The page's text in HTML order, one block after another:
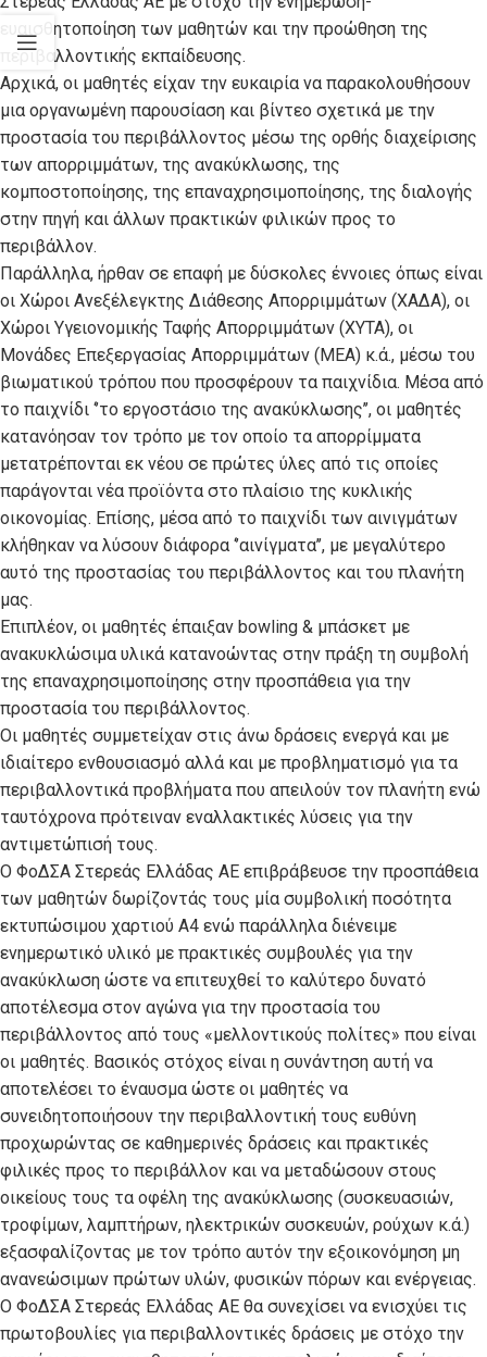
ευαισθητοποίηση των μαθητών και την προώθηση της
περιβαλλοντικής εκπαίδευσης.
Αρχικά, οι μαθητές είχαν την ευκαιρία να παρακολουθήσουν
μια οργανωμένη παρουσίαση και βίντεο σχετικά με την
προστασία του περιβάλλοντος μέσω της ορθής διαχείρισης
των απορριμμάτων, της ανακύκλωσης, της
κομποστοποίησης, της επαναχρησιμοποίησης, της διαλογής
στην πηγή και άλλων πρακτικών φιλικών προς το
περιβάλλον.
Παράλληλα, ήρθαν σε επαφή με δύσκολες έννοιες όπως είναι
οι Χώροι Ανεξέλεγκτης Διάθεσης Απορριμμάτων (ΧΑΔΑ), οι
Χώροι Υγειονομικής Ταφής Απορριμμάτων (ΧΥΤΑ), οι
Μονάδες Επεξεργασίας Απορριμμάτων (ΜΕΑ) κ.ά., μέσω του
βιωματικού τρόπου που προσφέρουν τα παιχνίδια. Μέσα από
το παιχνίδι ‘’το εργοστάσιο της ανακύκλωσης’’, οι μαθητές
κατανόησαν τον τρόπο με τον οποίο τα απορρίμματα
μετατρέπονται εκ νέου σε πρώτες ύλες από τις οποίες
παράγονται νέα προϊόντα στο πλαίσιο της κυκλικής
οικονομίας. Επίσης, μέσα από το παιχνίδι των αινιγμάτων
κλήθηκαν να λύσουν διάφορα ‘’αινίγματα’’, με μεγαλύτερο
αυτό της προστασίας του περιβάλλοντος και του πλανήτη
μας.
Επιπλέον, οι μαθητές έπαιξαν bowling & μπάσκετ με
ανακυκλώσιμα υλικά κατανοώντας στην πράξη τη συμβολή
της επαναχρησιμοποίησης στην προσπάθεια για την
προστασία του περιβάλλοντος.
Οι μαθητές συμμετείχαν στις άνω δράσεις ενεργά και με
ιδιαίτερο ενθουσιασμό αλλά και με προβληματισμό για τα
περιβαλλοντικά προβλήματα που απειλούν τον πλανήτη ενώ
ταυτόχρονα πρότειναν εναλλακτικές λύσεις για την
αντιμετώπισή τους.
Ο ΦοΔΣΑ Στερεάς Ελλάδας ΑΕ επιβράβευσε την προσπάθεια
των μαθητών δωρίζοντάς τους μία συμβολική ποσότητα
εκτυπώσιμου χαρτιού Α4 ενώ παράλληλα διένειμε
ενημερωτικό υλικό με πρακτικές συμβουλές για την
ανακύκλωση ώστε να επιτευχθεί το καλύτερο δυνατό
αποτέλεσμα στον αγώνα για την προστασία του
περιβάλλοντος από τους «μελλοντικούς πολίτες» που είναι
οι μαθητές. Βασικός στόχος είναι η συνάντηση αυτή να
αποτελέσει το έναυσμα ώστε οι μαθητές να
συνειδητοποιήσουν την περιβαλλοντική τους ευθύνη
προχωρώντας σε καθημερινές δράσεις και πρακτικές
φιλικές προς το περιβάλλον και να μεταδώσουν στους
οικείους τους τα οφέλη της ανακύκλωσης (συσκευασιών,
τροφίμων, λαμπτήρων, ηλεκτρικών συσκευών, ρούχων κ.ά.)
εξασφαλίζοντας με τον τρόπο αυτόν την εξοικονόμηση μη
ανανεώσιμων πρώτων υλών, φυσικών πόρων και ενέργειας.
Ο ΦοΔΣΑ Στερεάς Ελλάδας ΑΕ θα συνεχίσει να ενισχύει τις
πρωτοβουλίες για περιβαλλοντικές δράσεις με στόχο την